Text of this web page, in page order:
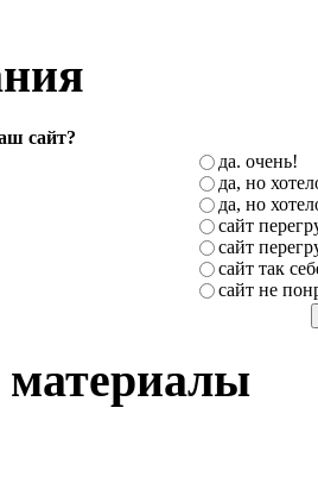
сайт?
да. очень!
да, но
да, но
сайт
сайт
сайт так
сайт не